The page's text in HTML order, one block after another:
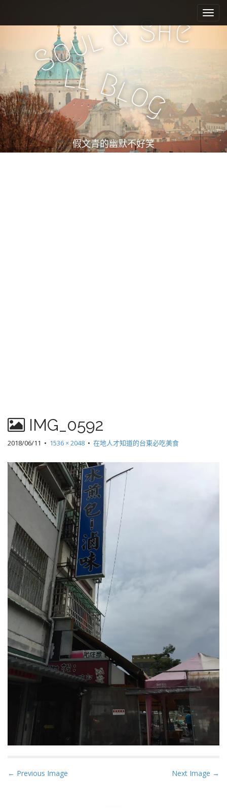
e
n
u
i
c
n
t
e
n
t
S
oul&She
ll Blog
假文青的幽默不好笑
IMG_0592
2018/06/11 • 1536 × 2048 • 在地人才知道的台東必吃美食
P
← Previous Image Next Image →